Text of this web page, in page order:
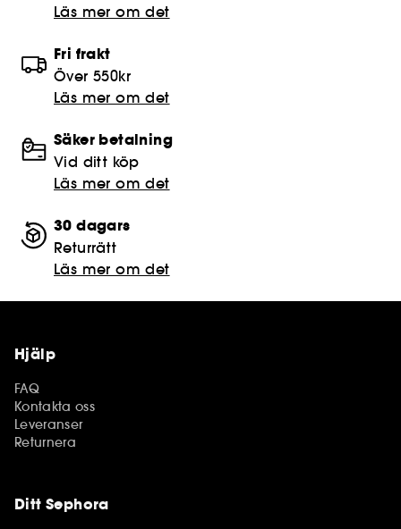
Läs mer om det
Fri frakt
Över 550kr
Läs mer om det
Säker betalning
Vid ditt köp
Läs mer om det
30 dagars
Returrätt
Läs mer om det
Hjälp
FAQ
Kontakta oss
Leveranser
Returnera
Ditt Sephora